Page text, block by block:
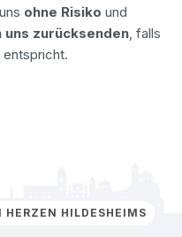
ohne Risiko und
uns zurücksenden, falls
entspricht.
HERZEN HILDESHEIMS